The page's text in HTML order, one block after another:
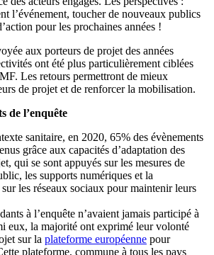
l’événement, toucher de nouveaux publics
pour les prochaines années !
aux porteurs de projet des années
ont été plus particulièrement ciblées
Les retours permettront de mieux
de projet et de renforcer la mobilisation.
de l’enquête
sanitaire, en 2020, 65% des évènements
grâce aux capacités d’adaptation des
qui se sont appuyés sur les mesures de
les supports numériques et la
les réseaux sociaux pour maintenir leurs
à l’enquête n’avaient jamais participé à
eux, la majorité ont exprimé leur volonté
sur la plateforme européenne pour
plateforme, commune à tous les pays